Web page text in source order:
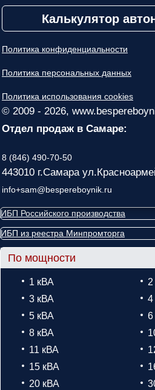
Калькулятор
Политика конфиденциальности
Политика персональных данных
Политика использования cookies
© 2009 - 2026,
Отдел продаж в Самаре:
8 (846) 490-70-50
443010 г.Самара
info+sam@bespereboynik.ru
ИБП Российского производства
ИБП из реестра Минпромторга
По мощности
1 кВА
3 кВА
4
5 кВА
6
8 кВА
11 кВА
15 кВА
20 кВА